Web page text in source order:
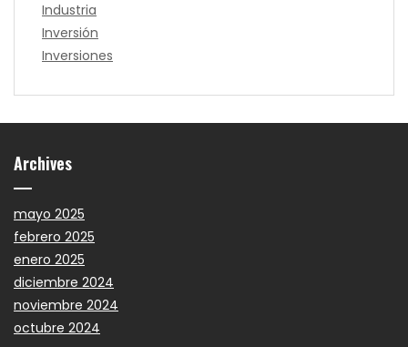
Industria
Inversión
Inversiones
Archives
mayo 2025
febrero 2025
enero 2025
diciembre 2024
noviembre 2024
octubre 2024